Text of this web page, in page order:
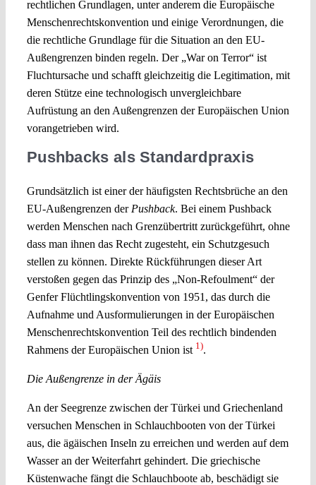
rechtlichen Grundlagen, unter anderem die Europäische
Menschenrechtskonvention und einige Verordnungen, die
die rechtliche Grundlage für die Situation an den EU-
Außengrenzen binden regeln. Der „War on Terror“ ist
Fluchtursache und schafft gleichzeitig die Legitimation, mit
deren Stütze eine technologisch unvergleichbare
Aufrüstung an den Außengrenzen der Europäischen Union
vorangetrieben wird.
Pushbacks als Standardpraxis
Grundsätzlich ist einer der häufigsten Rechtsbrüche an den
EU-Außengrenzen der Pushback. Bei einem Pushback
werden Menschen nach Grenzübertritt zurückgeführt, ohne
dass man ihnen das Recht zugesteht, ein Schutzgesuch
stellen zu können. Direkte Rückführungen dieser Art
verstoßen gegen das Prinzip des „Non-Refoulment“ der
Genfer Flüchtlingskonvention von 1951, das durch die
Aufnahme und Ausformulierungen in der Europäischen
Menschenrechtskonvention Teil des rechtlich bindenden
Rahmens der Europäischen Union ist 1).
Die Außengrenze in der Ägäis
An der Seegrenze zwischen der Türkei und Griechenland
versuchen Menschen in Schlauchbooten von der Türkei
aus, die ägäischen Inseln zu erreichen und werden auf dem
Wasser an der Weiterfahrt gehindert. Die griechische
Küstenwache fängt die Schlauchboote ab, beschädigt sie